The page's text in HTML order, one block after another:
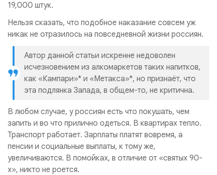
19,000 штук.
Нельзя сказать, что подобное наказание совсем уж
никак не отразилось на повседневной жизни россиян.
Автор данной статьи искренне недоволен
исчезновением из алкомаркетов таких напитков,
как «Кампари»* и «Метакса»*, но признаёт, что
эта подлянка Запада, в общем-то, не критична.
В любом случае, у россиян есть что покушать, чем
запить и во что прилично одеться. В квартирах тепло.
Транспорт работает. Зарплаты платят вовремя, а
пенсии и социальные выплаты, к тому же,
увеличиваются. В помойках, в отличие от «святых 90-
х», никто не роется.